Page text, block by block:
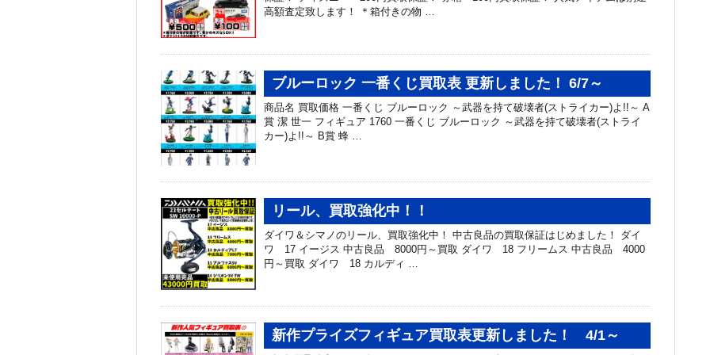
高額査定致します！ ＊箱付きの物 …
ブルーロック 一番くじ買取表 更新しました！ 6/7～
商品名 買取価格 一番くじ ブルーロック ～武器を持て破壊者(ストライカー)よ!!～ A
賞 潔 世一 フィギュア 1760 一番くじ ブルーロック ～武器を持て破壊者(ストライ
カー)よ!!～ B賞 蜂 …
リール、買取強化中！！
ダイワ＆シマノのリール、買取強化中！ 中古良品の買取保証はじめました！ ダイ
ワ 17 イージス 中古良品 8000円～買取 ダイワ 18 フリームス 中古良品 4000
円～買取 ダイワ 18 カルディ …
新作プライズフィギュア買取表更新しました！ 4/1～